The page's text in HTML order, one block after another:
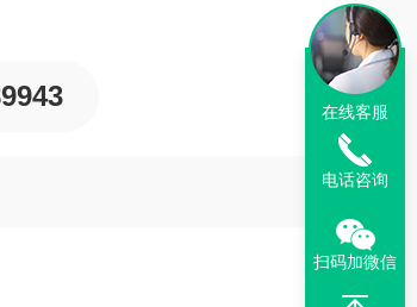
在线客服
电话咨询
扫码加微信